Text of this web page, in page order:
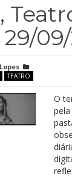
TEATRO
O